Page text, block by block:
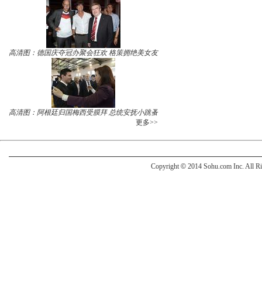
高清图：德国庆夺冠办聚会狂欢 格策拥绝美女友
高清图：阿根廷归国梅西受膜拜 总统安抚小跳蚤
更多>>
Copyright © 2014 Sohu.com Inc. All